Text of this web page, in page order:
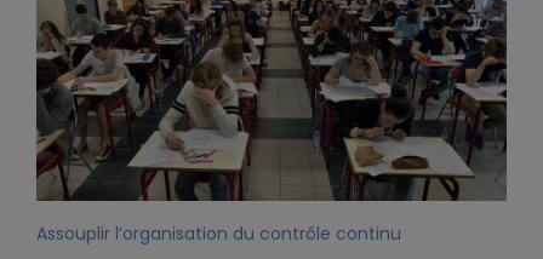
Assouplir l’organisation du contrôle continu